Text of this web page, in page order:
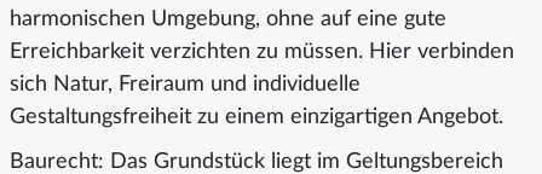
harmonischen Umgebung, ohne auf eine gute
Erreichbarkeit verzichten zu müssen. Hier verbinden
sich Natur, Freiraum und individuelle
Gestaltungsfreiheit zu einem einzigartigen Angebot.
Baurecht: Das Grundstück liegt im Geltungsbereich